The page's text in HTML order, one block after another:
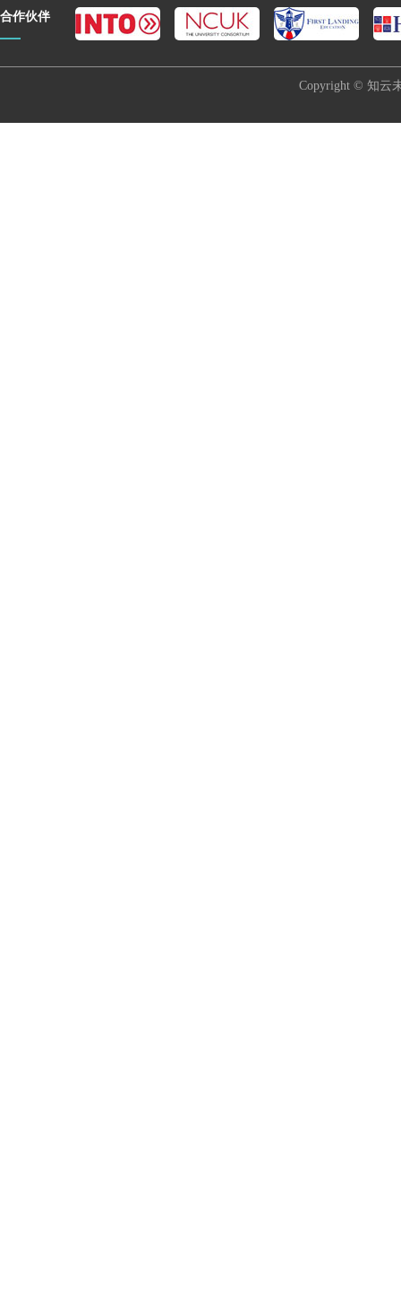
合作伙伴
Copyright © 知云